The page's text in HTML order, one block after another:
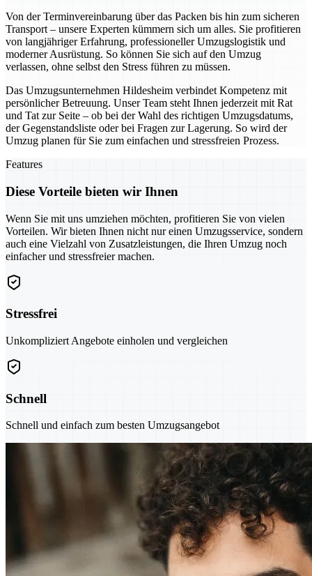
Von der Terminvereinbarung über das Packen bis hin zum sicheren
Transport – unsere Experten kümmern sich um alles. Sie profitieren
von langjähriger Erfahrung, professioneller Umzugslogistik und
moderner Ausrüstung. So können Sie sich auf den Umzug
verlassen, ohne selbst den Stress führen zu müssen.
Das Umzugsunternehmen Hildesheim verbindet Kompetenz mit
persönlicher Betreuung. Unser Team steht Ihnen jederzeit mit Rat
und Tat zur Seite – ob bei der Wahl des richtigen Umzugsdatums,
der Gegenstandsliste oder bei Fragen zur Lagerung. So wird der
Umzug planen für Sie zum einfachen und stressfreien Prozess.
Features
Diese Vorteile bieten wir Ihnen
Wenn Sie mit uns umziehen möchten, profitieren Sie von vielen
Vorteilen. Wir bieten Ihnen nicht nur einen Umzugsservice, sondern
auch eine Vielzahl von Zusatzleistungen, die Ihren Umzug noch
einfacher und stressfreier machen.
Stressfrei
Unkompliziert Angebote einholen und vergleichen
Schnell
Schnell und einfach zum besten Umzugsangebot